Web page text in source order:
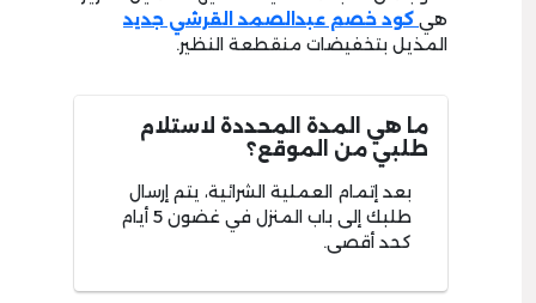
هي كود خصم عبدالصمد القرشي جديد
المذيل بتخفيضات منقطعة النظير.
ما هي المدة المحددة لاستلام
طلبي من الموقع؟
بعد إتمام العملية الشرائية، يتم إرسال
طلبك إلى باب المنزل في غضون 5 أيام
كحد أقصى.